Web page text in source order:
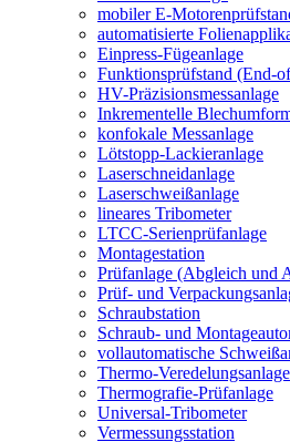
mobiler E-
automatisierte
Einpress-Fügeanlage
Funktionsprüfstand (End-
HV-Präzisionsmessanlage
Inkrementelle
konfokale Messanlage
Lötstopp-Lackieranlage
Laserschneidanlage
Laserschweißanlage
lineares Tribometer
LTCC-Serienprüfanlage
Montagestation
Prüfanlage (Abgleich und
Prüf- und
Schraubstation
Schraub- und
vollautomatische
Thermo-Veredelungsanlage
Thermografie-Prüfanlage
Universal-Tribometer
Vermessungsstation